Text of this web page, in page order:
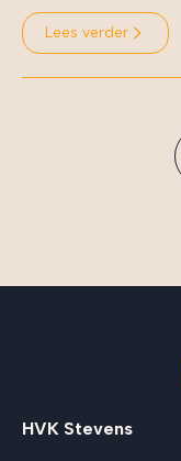
Lees verder
HVK Stevens